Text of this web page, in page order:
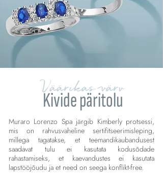
Väärikas värv
Kivide päritolu
Muraro Lorenzo Spa järgib Kimberly protsessi,
mis on rahvusvaheline sertifitseerimisleping,
millega tagatakse, et teemandikaubandusest
saadavat tulu ei kasutata kodusõdade
rahastamiseks, et kaevandustes ei kasutata
lapstööjõudu ja et need on seega konflikt-free.